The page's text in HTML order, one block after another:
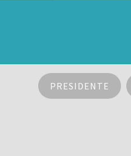
PRESIDENTE